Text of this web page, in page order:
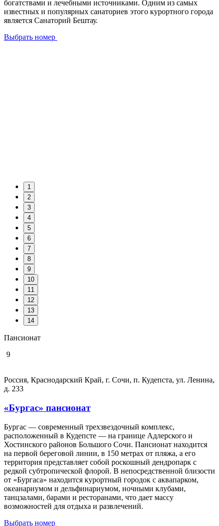
богатствами и лечебными источниками. Одним из самых
известных и популярных санаториев этого курортного города
является Санаторий Бештау.
Выбрать номер
1
2
3
4
5
6
7
8
9
10
11
12
13
14
Пансионат
9
Россия, Краснодарский Край, г. Сочи, п. Кудепста, ул. Ленина,
д. 233
«Бургас» пансионат
Бургас — современный трехзвездочный комплекс,
расположенный в Кудепсте — на границе Адлерского и
Хостинского районов Большого Сочи. Пансионат находится
на первой береговой линии, в 150 метрах от пляжа, а его
территория представляет собой роскошный дендропарк с
редкой субтропической флорой. В непосредственной близости
от «Бургаса» находится курортный городок с аквапарком,
океанариумом и дельфинариумом, ночными клубами,
танцзалами, барами и ресторанами, что дает массу
возможностей для отдыха и развлечений.
Выбрать номер